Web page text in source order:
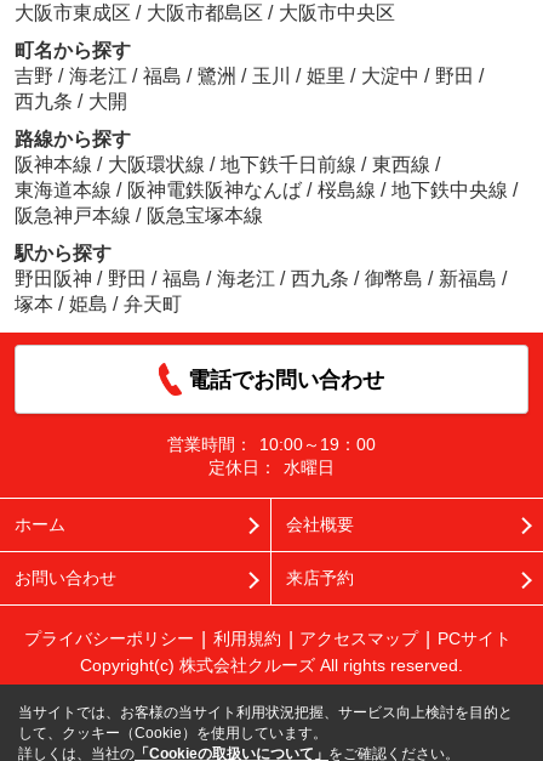
大阪市東成区 / 大阪市都島区 / 大阪市中央区
町名から探す
吉野 / 海老江 / 福島 / 鷺洲 / 玉川 / 姫里 / 大淀中 / 野田 /
西九条 / 大開
路線から探す
阪神本線 / 大阪環状線 / 地下鉄千日前線 / 東西線 /
東海道本線 / 阪神電鉄阪神なんば / 桜島線 / 地下鉄中央線 /
阪急神戸本線 / 阪急宝塚本線
駅から探す
野田阪神 / 野田 / 福島 / 海老江 / 西九条 / 御幣島 / 新福島 /
塚本 / 姫島 / 弁天町
電話でお問い合わせ
営業時間：
10:00～19：00
定休日：
水曜日
ホーム 会社概要
お問い合わせ 来店予約
プライバシーポリシー 利用規約 アクセスマップ
PCサイト
Copyright(c) 株式会社クルーズ All rights reserved.
当サイトでは、お客様の当サイト利用状況把握、サービス向上検討を目的と
して、クッキー（Cookie）を使用しています。
詳しくは、当社の 「Cookieの取扱いについて」 をご確認ください。